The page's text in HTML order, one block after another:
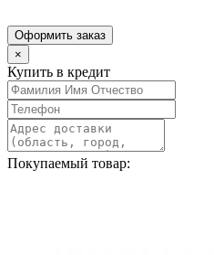
Оформить заказ
×
Купить в кредит
Покупаемый товар: